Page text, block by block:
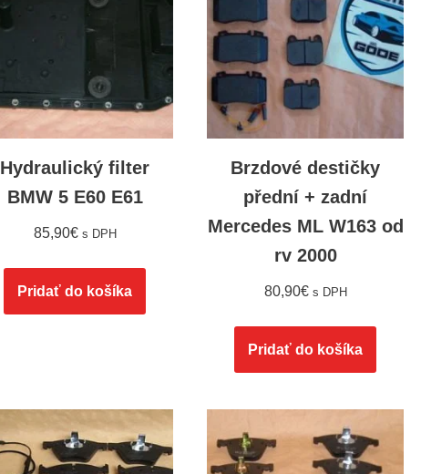
Hydraulický filter
BMW 5 E60 E61
85,90€ s DPH
Pridať do košíka
Brzdové destičky
přední + zadní
Mercedes ML W163 od
rv 2000
80,90€ s DPH
Pridať do košíka